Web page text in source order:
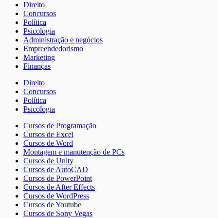
Direito
Concursos
Política
Psicologia
Administração e negócios
Empreendedorismo
Marketing
Finanças
Direito
Concursos
Política
Psicologia
Cursos de Programação
Cursos de Excel
Cursos de Word
Montagem e manutenção de PCs
Cursos de Unity
Cursos de AutoCAD
Cursos de PowerPoint
Cursos de After Effects
Cursos de WordPress
Cursos de Youtube
Cursos de Sony Vegas